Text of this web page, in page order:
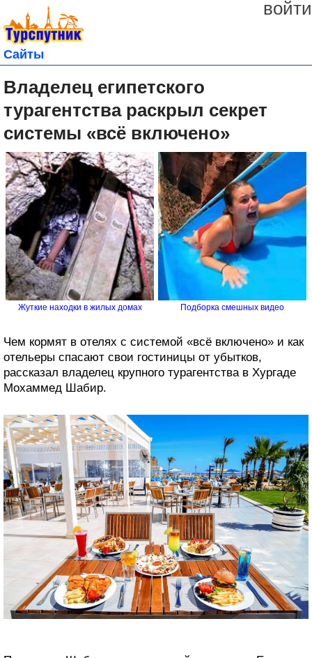
войти
Сайты
Владелец египетского
турагентства раскрыл секрет
системы «всё включено»
Жуткие находки в жилых домах Подборка смешных видео
Чем кормят в отелях с системой «всё включено» и как
отельеры спасают свои гостиницы от убытков,
рассказал владелец крупного турагентства в Хургаде
Мохаммед Шабир.